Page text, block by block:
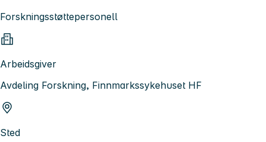
Forskningsstøttepersonell
Arbeidsgiver
Avdeling Forskning, Finnmarkssykehuset HF
Sted